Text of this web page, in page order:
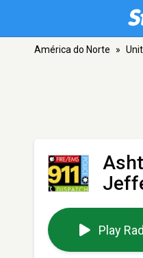
América do Norte »
Play